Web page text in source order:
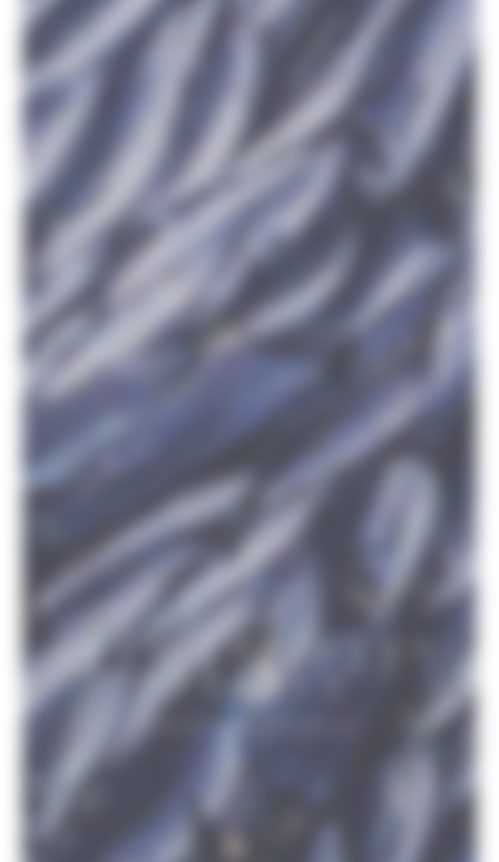
TOUS ARTISANS
DE LA PÊCHE
DURABLE